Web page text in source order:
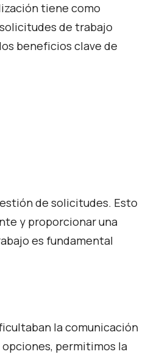
tiene como
de trabajo
beneficios clave de
de solicitudes. Esto
y proporcionar una
es fundamental
la comunicación
permitimos la